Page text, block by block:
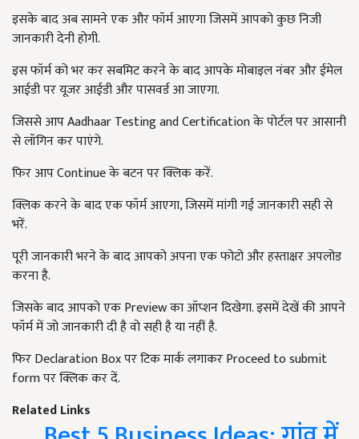
इसके बाद अब सामने एक और फॉर्म आएगा जिसमें आपको कुछ निजी
जानकारी देनी होगी.
इस फॉर्म को भर कर सबमिट करने के बाद आपके मोबाइल नंबर और ईमेल
आईडी पर यूजर आईडी और पासवर्ड आ जाएगा.
जिससे आप Aadhaar Testing and Certification के पोर्टल पर आसानी
से लॉगिन कर पाएंगे.
फिर आप Continue के बटन पर क्लिक करें.
क्लिक करने के बाद एक फॉर्म आएगा, जिसमें मांगी गई जानकारी सही से
भरें.
पूरी जानकारी भरने के बाद आपको अपना एक फोटो और हस्ताक्षर अपलोड
करना है.
जिसके बाद आपको एक Preview का ऑप्शन दिखेगा. इसमें देखें की आपने
फॉर्म में जो जानकारी दी है वो सही है या नहीं है.
फिर Declaration Box पर टिक मार्क लगाकर Proceed to submit
form पर क्लिक कर दें.
Related Links